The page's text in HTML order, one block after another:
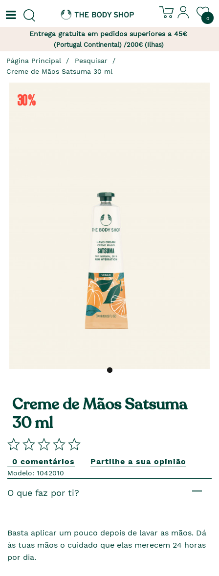
0
Entrega gratuita em pedidos superiores a 45€
(Portugal Continental) /200€ (Ilhas)
Página Principal
Pesquisar
Creme de Mãos Satsuma 30 ml
Creme de Mãos Satsuma
30 ml
0 comentários Partilhe a sua opinião
Modelo: 1042010
O que faz por ti?
Basta aplicar um pouco depois de lavar as mãos. Dá
às tuas mãos o cuidado que elas merecem 24 horas
por dia.